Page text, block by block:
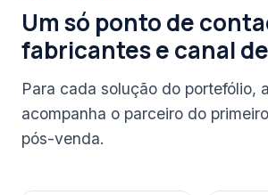
Um só ponto de
fabricantes e canal
Para cada solução do portefólio,
acompanha o parceiro do
pós-venda.